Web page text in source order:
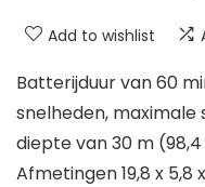
Add to wishlist
Batterijduur van 60
snelheden, maximale
diepte van 30 m
Afmetingen 19,8 x 5,8